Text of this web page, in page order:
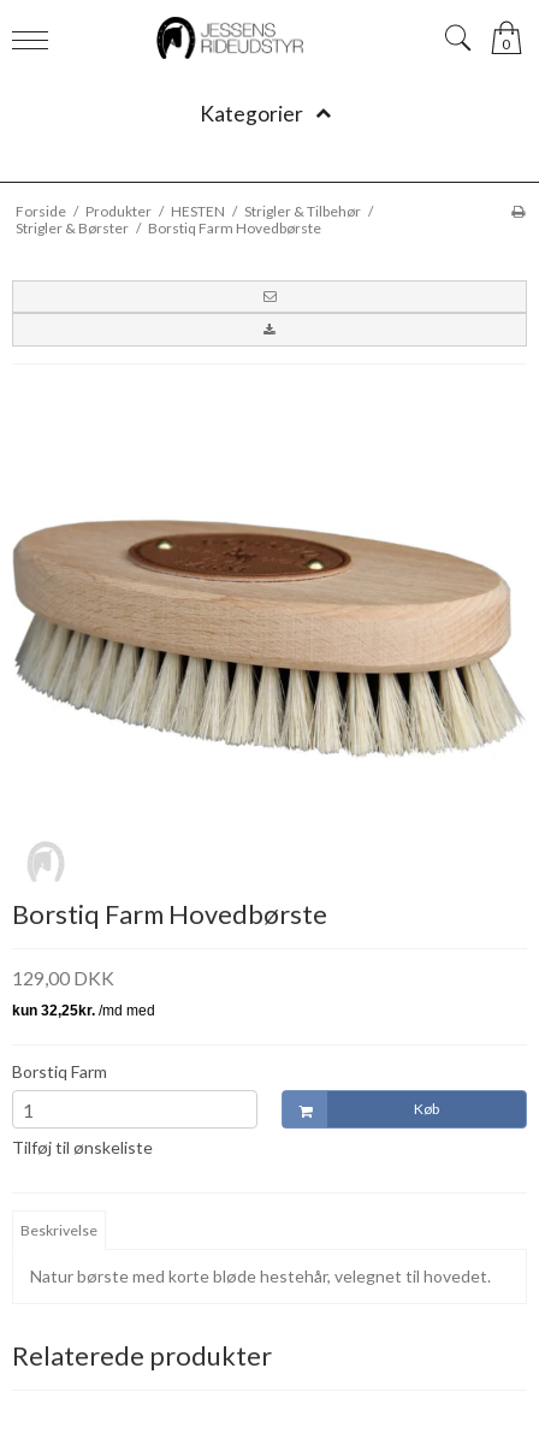
0
Kategorier
Forside / Produkter / HESTEN / Strigler & Tilbehør /
Strigler & Børster / Borstiq Farm Hovedbørste
Borstiq Farm Hovedbørste
129,00 DKK
Borstiq Farm
Køb
Tilføj til ønskeliste
Beskrivelse
Natur børste med korte bløde hestehår, velegnet til hovedet.
Relaterede produkter